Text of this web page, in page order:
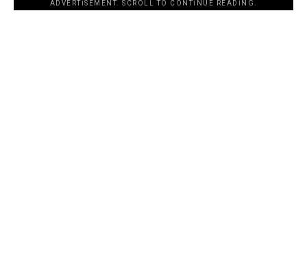
ADVERTISEMENT. SCROLL TO CONTINUE READING.